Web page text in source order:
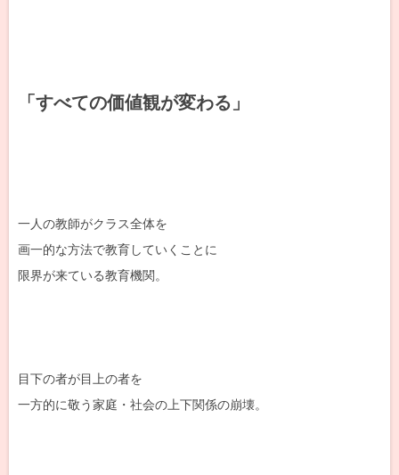
「すべての価値観が変わる」
一人の教師がクラス全体を
画一的な方法で教育していくことに
限界が来ている教育機関。
目下の者が目上の者を
一方的に敬う家庭・社会の上下関係の崩壊。